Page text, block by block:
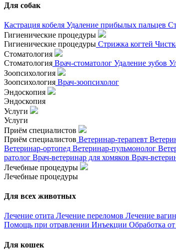
Для собак
Кастрация кобеля Удаление прибылых пальцев
Гигиенические процедуры
Гигиенические процедуры Стрижка когтей
Стоматология
Стоматология Врач-стоматолог Удаление зубов
Зоопсихология
Зоопсихология Врач-зоопсихолог
Эндоскопия
Эндоскопия
Услуги
Услуги
Приём специалистов
Приём специалистов Ветеринар-терапевт
Ветеринар-ортопед Ветеринар-пульмонолог
ратолог Врач-ветеринар для хомяков Врач-
Лечебные процедуры
Лечебные процедуры
Для всех животных
Лечение отита Лечение переломов Лечение
Помощь при отравлении Инъекции Обработка от
Для кошек